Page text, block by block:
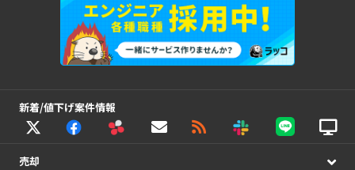
新着/値下げ案件情報
売却